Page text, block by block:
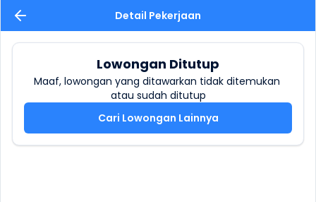
Detail Pekerjaan
Lowongan Ditutup
Maaf, lowongan yang ditawarkan tidak ditemukan
atau sudah ditutup
Cari Lowongan Lainnya